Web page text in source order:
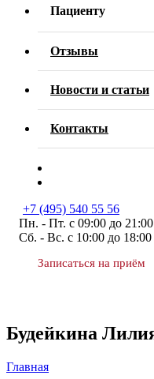
Пациенту
Отзывы
Новости и статьи
Контакты
+7 (495) 540 55 56
Пн. - Пт. с 09:00 до 21:00
Сб. - Вс. с 10:00 до 18:00
Записаться на приём
Будейкина
Главная